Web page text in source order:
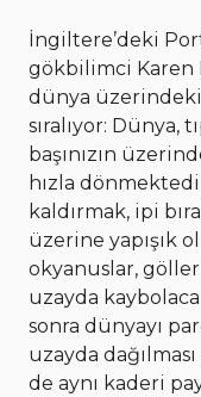
İngiltere’deki
gökbilimci Karen
dünya
sıralıyor: Dünya,
başınızın
hızla
kaldırmak, ipi
üzerine yapışık
okyanuslar,
uzayda
sonra dünyayı
uzayda
de aynı kaderi